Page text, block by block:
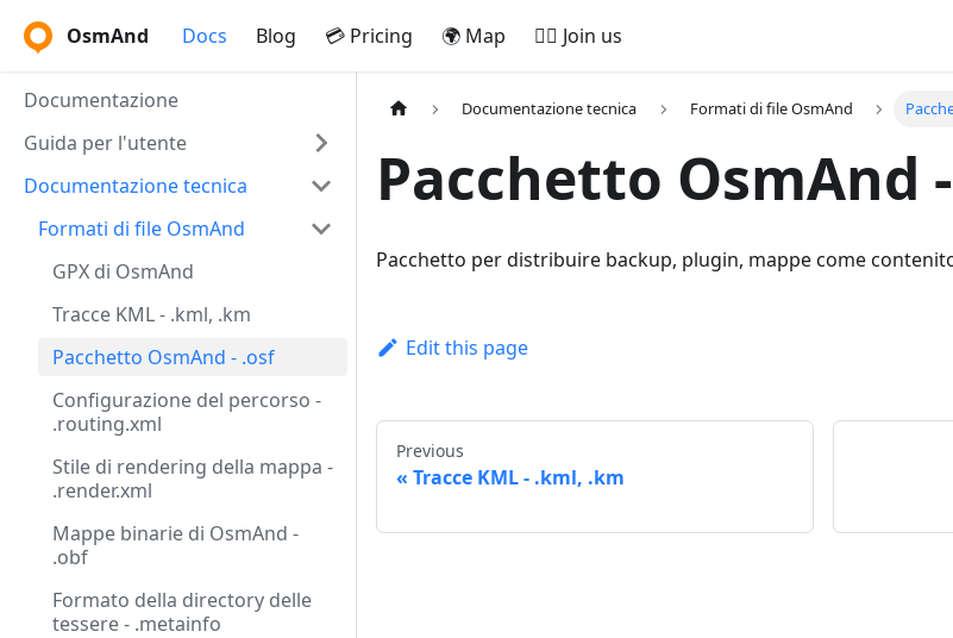
OsmAnd Docs Blog 💳 Pricing 🌍 Map 🚵‍♂️ Join us
Documentazione
Guida per l'utente
Documentazione tecnica
Formati di file OsmAnd
GPX di OsmAnd
Tracce KML - .kml, .km
Pacchetto OsmAnd - .osf
Configurazione del percorso -
.routing.xml
Stile di rendering della mappa -
.render.xml
Mappe binarie di OsmAnd -
.obf
Formato della directory delle
tessere - .metainfo
Documentazione tecnica Formati di file OsmAnd
Pacchetto OsmAnd
Pacchetto per distribuire backup, plugin, mappe come
Edit this page
Previous
Tracce KML - .kml, .km